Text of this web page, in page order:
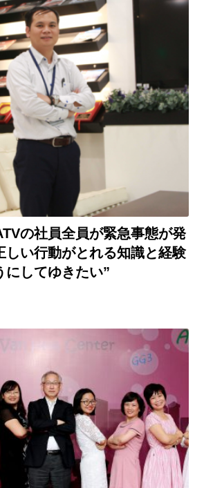
の社員全員が緊急事態が発
しい行動がとれる知識と経験
にしてゆきたい”